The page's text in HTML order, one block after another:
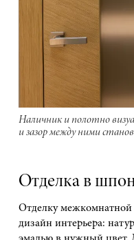
Наличник и полотно
и зазор между ними
Отделка в
Отделку
дизайн интерьера: